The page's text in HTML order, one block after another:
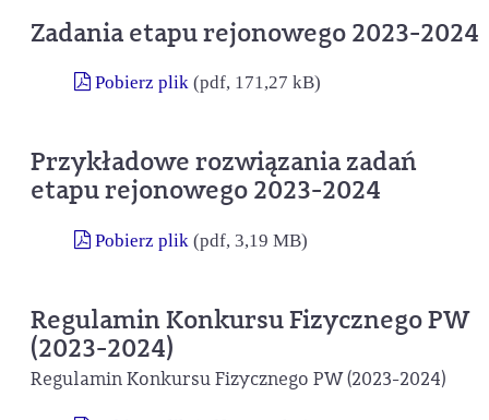
Zadania etapu rejonowego 2023-2024
Pobierz plik (pdf, 171,27 kB)
Przykładowe rozwiązania zadań
etapu rejonowego 2023-2024
Pobierz plik (pdf, 3,19 MB)
Regulamin Konkursu Fizycznego PW
(2023-2024)
Regulamin Konkursu Fizycznego PW (2023-2024)